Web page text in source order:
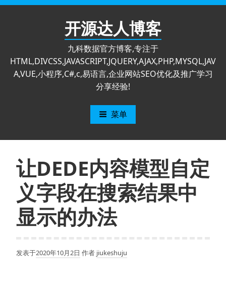
跳
开源达人博客
九科数据官方博客,专注于
HTML,DIVCSS,JAVASCRIPT,JQUERY,AJAX,PHP,MYSQL,JAV
A,VUE,小程序,C#,c,易语言,企业网站SEO优化及推广学习
分享经验!
菜单
让DEDE内容模型自定
义字段在搜索结果中
显示的办法
发表于2020年10月2日 作者 jiukeshuju